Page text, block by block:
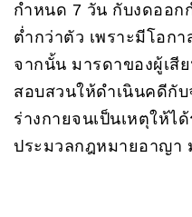
กำหนด 7 วัน กับงดออก
ต่ำกว่าตัว เพราะมีโอก
จากนั้น มารดาของผู้เสี
สอบสวนให้ดำเนินคดีกับ
ร่างกายจนเป็นเหตุให้ไ
ประมวลกฎหมายอาญา